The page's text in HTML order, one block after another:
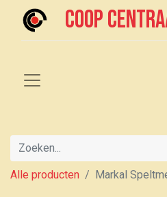
Coop
Alle producten Markal